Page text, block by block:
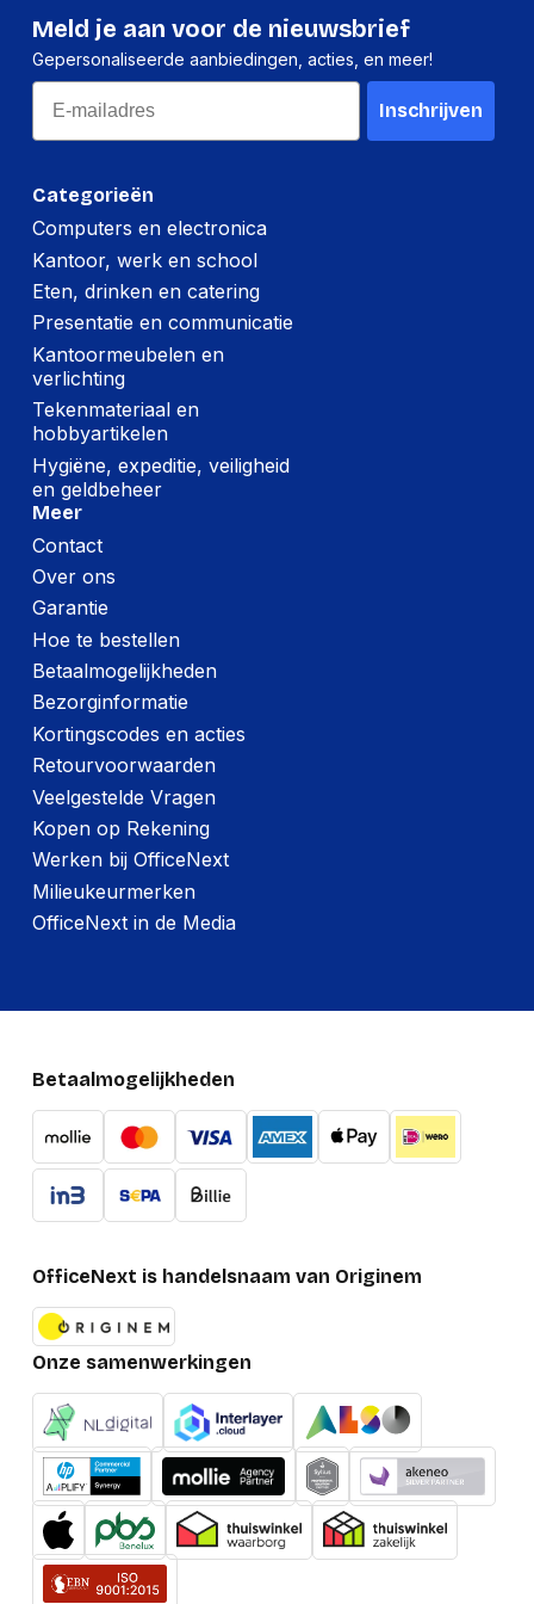
Ondersteunt Mac-
besturingssysteem
Mac OS X 10.11 El
Capitan, Mac OS X
10.12 Sierra, Mac OS
X 10.5 Leopard, Mac
OS X 10.6 Snow
Leopard, Mac OS X
Mavericks, Mac OS
X 10.10 Yosemite
Logistieke gegevens
Pallet brutogewicht
Netto gewicht
kartonnen doos
(Buitenste)
hoofdverpakking
hoogte
(Buitenste)
lengte
(Buitenste)
hoofdverpakking
breedte
Code
geharmoniseerd
systeem (HS)
Poorten interfaces
Wifi
technologie
Maximale
overdrachtssnelheid
van gegevens
130 mbit_s
Verpakking
Diepte verpakking
186 mm
Hoogte verpakking
Breedte verpakking
120 mm
Gebruiksaanwijzing
Gewicht verpakking
400 g
Meegeleverde kabelsUSB, USB Type-C
Categorieën
Computers en electronica
Kantoor, werk en school
Eten, drinken en catering
Presentatie en communicatie
Kantoormeubelen en
verlichting
Tekenmateriaal en
hobbyartikelen
Hygiëne, expeditie, veiligheid
en geldbeheer
Meer
Contact
Over ons
Garantie
Hoe te bestellen
Betaalmogelijkheden
Bezorginformatie
Kortingscodes en acties
Retourvoorwaarden
Veelgestelde Vragen
Kopen op Rekening
Werken bij OfficeNext
Milieukeurmerken
OfficeNext in de Media
Meld je aan voor de nieuwsbrief
Gepersonaliseerde aanbiedingen, acties, en meer!
Email
Inschrijven
Betaalmogelijkheden
OfficeNext is handelsnaam van Originem
Onze samenwerkingen